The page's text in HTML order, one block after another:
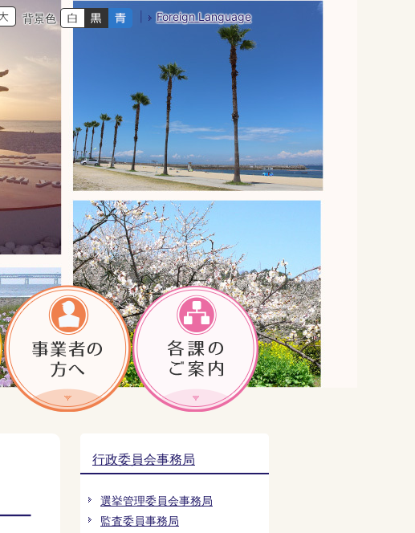
背景色 Foreign Language
行政委員会事務局
選挙管理委員会事務局
監査委員事務局